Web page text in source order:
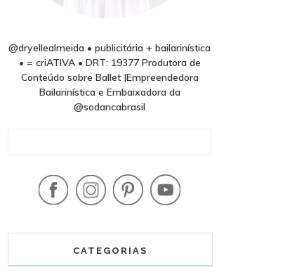
@dryellealmeida • publicitária + bailarinística
• = criATIVA • DRT: 19377 Produtora de
Conteúdo sobre Ballet |Empreendedora
Bailarinística e Embaixadora da
@sodancabrasil
CATEGORIAS